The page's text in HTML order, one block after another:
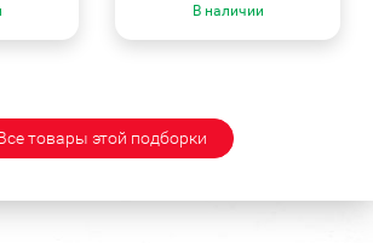
В наличии
товары этой подборки